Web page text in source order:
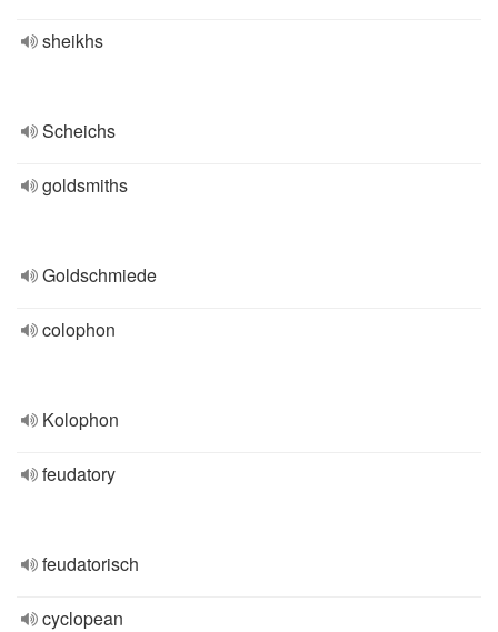
sheikhs
Scheichs
goldsmiths
Goldschmiede
colophon
Kolophon
feudatory
feudatorisch
cyclopean